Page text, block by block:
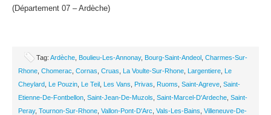
(Département 07 – Ardèche)
Tag: Ardèche Boulieu-Les-Annonay, Bourg-Saint-Andeol Charmes-Sur-
Rhone Chomerac Cornas Cruas La Voulte-Sur-Rhone Largentiere Le
Cheylard Le Pouzin Le Teil Les Vans Privas Ruoms Saint-Agreve Saint-
Etienne-De-Fontbellon Saint-Jean-De-Muzols Saint-Marcel-D'Ardeche Saint-
Peray, Tournon-Sur-Rhone Vallon-Pont-D'Arc Vals-Les-Bains Villeneuve-De-